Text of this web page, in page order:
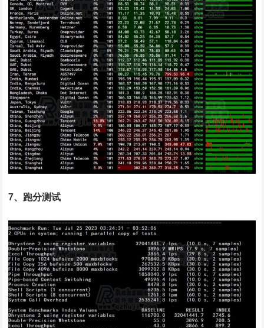
7、跑分测试